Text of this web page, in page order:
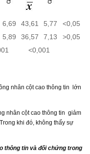
6,69 43,61 5,77
<0,05
5,89 36,57 7,13
>0,05
<0,001
nhân cột cao thông tin lớn
nhân cột cao thông tin giảm
khi đó, không thấy sự
thông tin và đối chứng trong